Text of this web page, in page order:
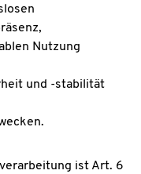
Nutzung
und -stabilität
ist Art. 6